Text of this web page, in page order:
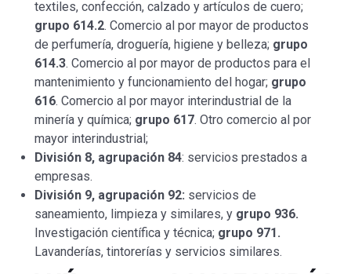
textiles, confección, calzado y artículos de cuero;
grupo 614.2. Comercio al por mayor de productos
de perfumería, droguería, higiene y belleza; grupo
614.3. Comercio al por mayor de productos para el
mantenimiento y funcionamiento del hogar; grupo
616. Comercio al por mayor interindustrial de la
minería y química; grupo 617. Otro comercio al por
mayor interindustrial;
División 8, agrupación 84: servicios prestados a
empresas.
División 9, agrupación 92: servicios de
saneamiento, limpieza y similares, y grupo 936.
Investigación científica y técnica; grupo 971.
Lavanderías, tintorerías y servicios similares.